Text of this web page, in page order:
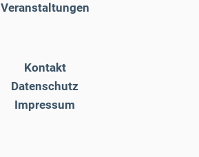
Veranstaltungen
Kontakt
Datenschutz
Impressum